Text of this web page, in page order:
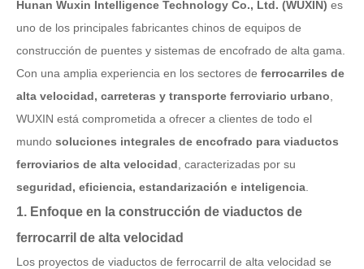
Hunan Wuxin Intelligence Technology Co., Ltd. (WUXIN) es
uno de los principales fabricantes chinos de equipos de
construcción de puentes y sistemas de encofrado de alta gama.
Con una amplia experiencia en los sectores de ferrocarriles de
alta velocidad, carreteras y transporte ferroviario urbano
WUXIN está comprometida a ofrecer a clientes de todo el
mundo soluciones integrales de encofrado para viaductos
ferroviarios de alta velocidad , caracterizadas por su
seguridad, eficiencia, estandarización e inteligencia
1. Enfoque en la construcción de viaductos de
ferrocarril de alta velocidad
Los proyectos de viaductos de ferrocarril de alta velocidad se